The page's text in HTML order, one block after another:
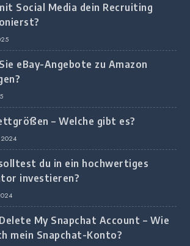
Social Media dein Recruiting
eBay-Angebote zu Amazon
– Welche gibt es?
du in ein hochwertiges
investieren?
My Snapchat Account – Wie
mein Snapchat-Konto?